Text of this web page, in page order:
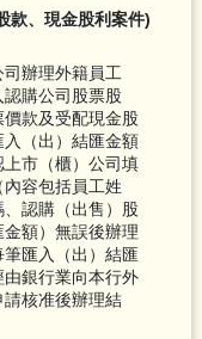
款、現金股利案件)
辦理外籍員工
認購公司股票股
款及受配現金股
（出）結匯金額
市（櫃）公司填
容包括員工姓
認購（出售）股
額）無誤後辦理
匯入（出）結匯
銀行業向本行外
核准後辦理結